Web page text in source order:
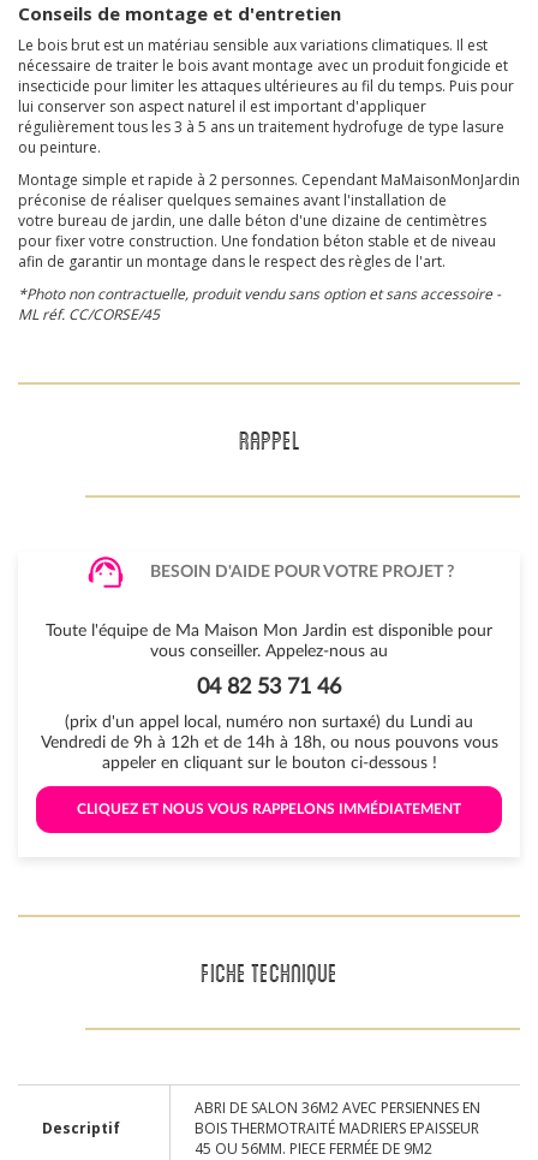
Conseils de montage et d'entretien
Le bois brut est un matériau sensible aux variations climatiques. Il est
nécessaire de traiter le bois avant montage avec un produit fongicide et
insecticide pour limiter les attaques ultérieures au fil du temps. Puis pour
lui conserver son aspect naturel il est important d'appliquer
régulièrement tous les 3 à 5 ans un traitement hydrofuge de type lasure
ou peinture.
Montage simple et rapide à 2 personnes. Cependant MaMaisonMonJardin
préconise de réaliser quelques semaines avant l'installation de
votre bureau de jardin, une dalle béton d'une dizaine de centimètres
pour fixer votre construction. Une fondation béton stable et de niveau
afin de garantir un montage dans le respect des règles de l'art.
*Photo non contractuelle, produit vendu sans option et sans accessoire -
ML réf. CC/CORSE/45
RAPPEL
BESOIN D'AIDE POUR VOTRE PROJET ?
Toute l'équipe de Ma Maison Mon Jardin est disponible pour
vous conseiller. Appelez-nous au
04 82 53 71 46
(prix d'un appel local, numéro non surtaxé) du Lundi au
Vendredi de 9h à 12h et de 14h à 18h, ou nous pouvons vous
appeler en cliquant sur le bouton ci-dessous !
CLIQUEZ ET NOUS VOUS RAPPELONS IMMÉDIATEMENT
FICHE TECHNIQUE
Descriptif
ABRI DE SALON 36M2 AVEC PERSIENNES EN
BOIS THERMOTRAITÉ MADRIERS EPAISSEUR
45 OU 56MM. PIECE FERMÉE DE 9M2